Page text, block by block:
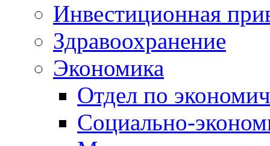
Инвестиционная
Здравоохранение
Экономика
Отдел по
Социально-